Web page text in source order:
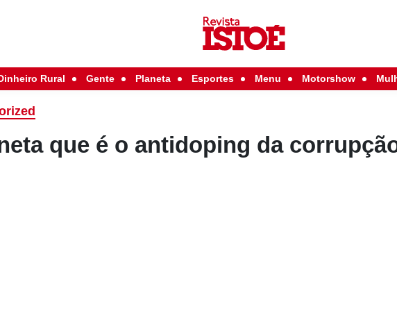
Rural Gente Planeta Esportes Menu Motorshow
que é o antidoping da